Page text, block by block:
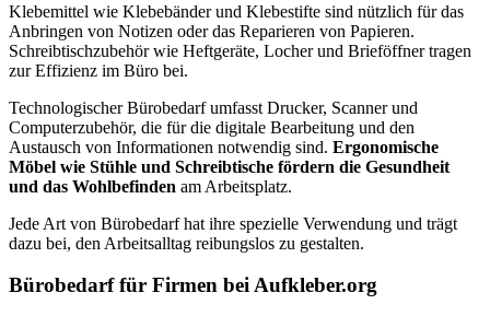
Klebemittel wie Klebebänder und Klebestifte sind nützlich für das
Anbringen von Notizen oder das Reparieren von Papieren.
Schreibtischzubehör wie Heftgeräte, Locher und Brieföffner tragen
zur Effizienz im Büro bei.
Technologischer Bürobedarf umfasst Drucker, Scanner und
Computerzubehör, die für die digitale Bearbeitung und den
Austausch von Informationen notwendig sind. Ergonomische
Möbel wie Stühle und Schreibtische fördern die Gesundheit
und das Wohlbefinden am Arbeitsplatz.
Jede Art von Bürobedarf hat ihre spezielle Verwendung und trägt
dazu bei, den Arbeitsalltag reibungslos zu gestalten.
Bürobedarf für Firmen bei Aufkleber.org